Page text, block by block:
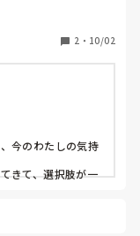
の求人を見かけ、
と思いますが。
いましたね。
期を10数年経験
設で働いてます。
てます。
ります。
くなることを覚悟
勤務なんですけ
うつです。
共働きで旦那の
2 ・ 10/02
今のわたしの気持
きて、選択肢が一
がしたいなら、訪